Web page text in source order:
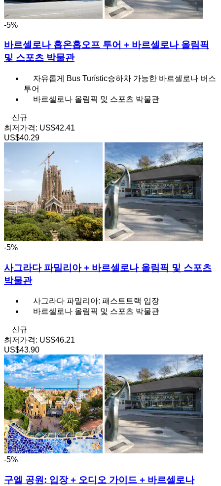
-5%
바르셀로나 홉온홉오프 투어 + 바르셀로나 올림픽
및 스포츠 박물관
자유롭게 Bus Turístic승하차 가능한 바르셀로나 버스
투어
바르셀로나 올림픽 및 스포츠 박물관
신규
최저가격: US$42.41
US$40.29
-5%
사그라다 파밀리아 + 바르셀로나 올림픽 및 스포츠
박물관
사그라다 파밀리아: 패스트트랙 입장
바르셀로나 올림픽 및 스포츠 박물관
신규
최저가격: US$46.21
US$43.90
-5%
구엘 공원: 입장 + 오디오 가이드 + 바르셀로나